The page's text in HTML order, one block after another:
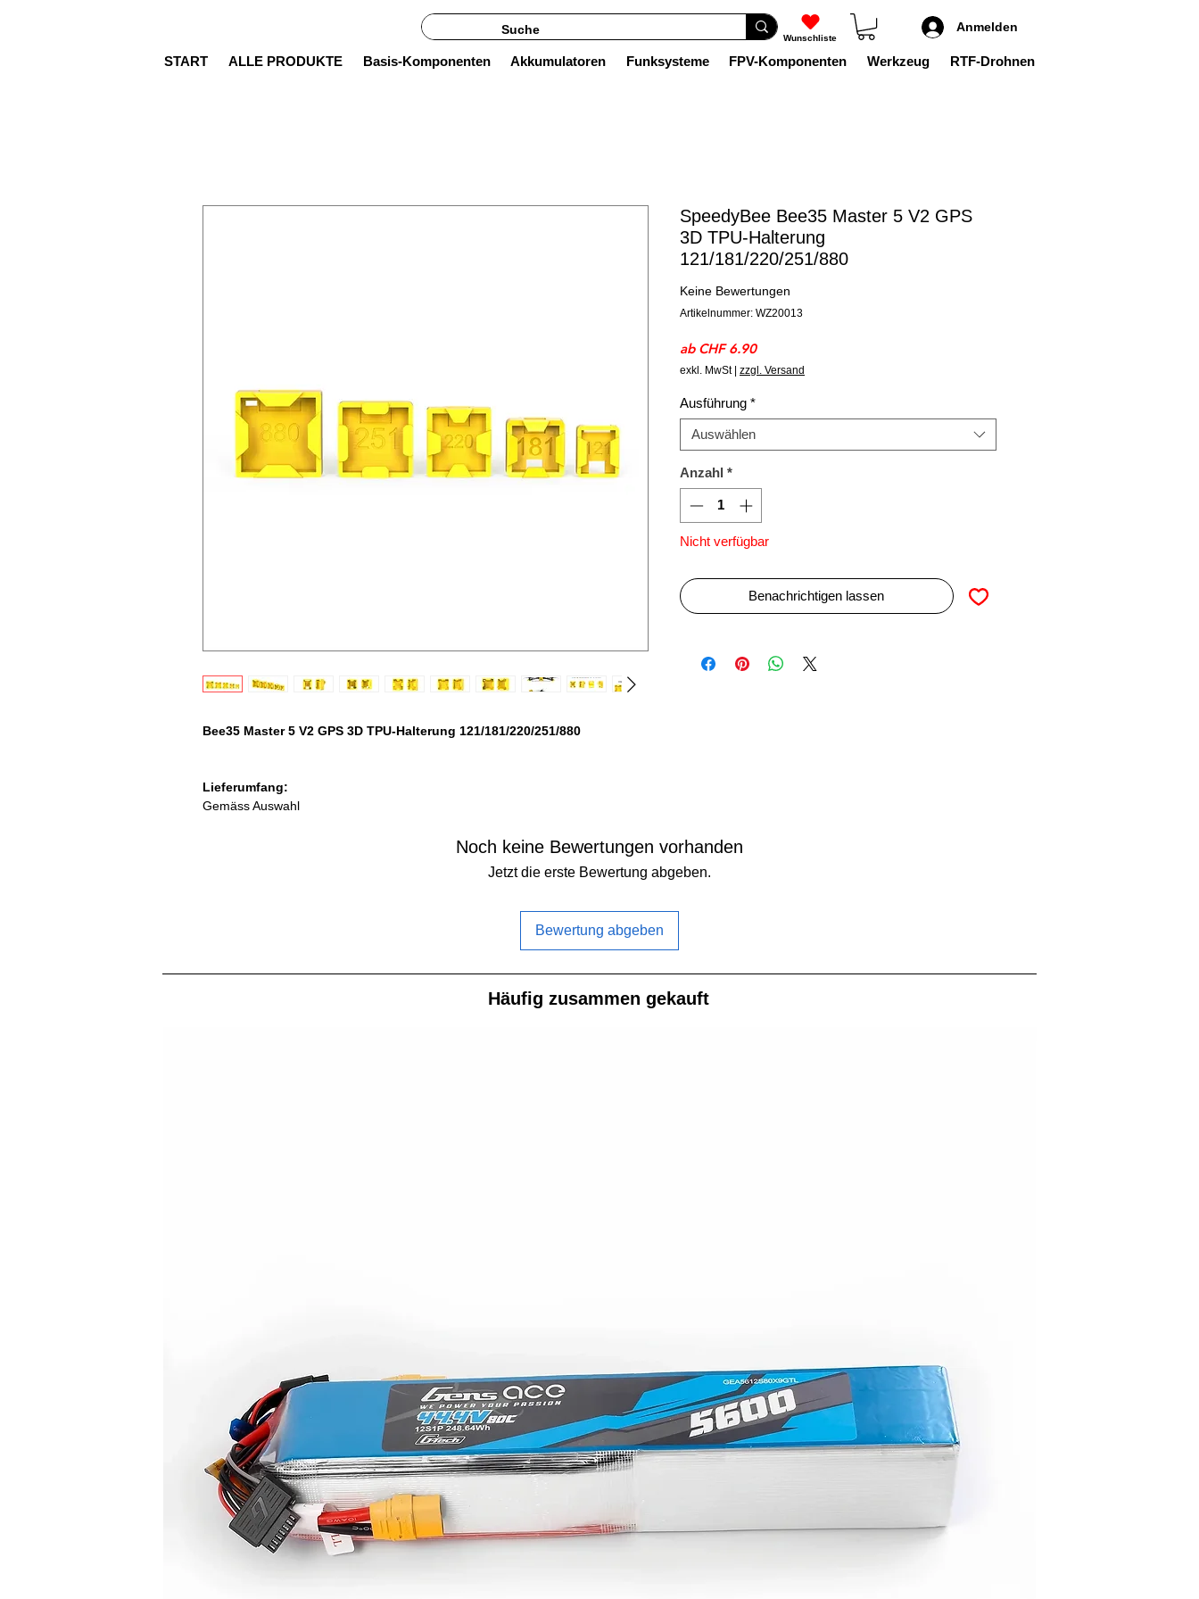
Wunschliste
Anmelden
START ALLE PRODUKTE Basis-Komponenten Akkumulatoren Funksysteme FPV-Komponenten Werkzeug RTF-Drohnen
Bee35 Master 5 V2 GPS 3D TPU-Halterung 121/181/220/251/880
Lieferumfang:
Gemäss Auswahl
SpeedyBee Bee35 Master 5 V2 GPS
3D TPU-Halterung
121/181/220/251/880
Keine Bewertungen
Artikelnummer: WZ20013
ab CHF 6.90Sale-
Preis
exkl. MwSt| zzgl. Versand
Ausführung *
Auswählen
Anzahl *
Nicht verfügbar
Benachrichtigen lassen
Noch keine Bewertungen vorhanden
Jetzt die erste Bewertung abgeben.
Bewertung abgeben
Häufig zusammen gekauft